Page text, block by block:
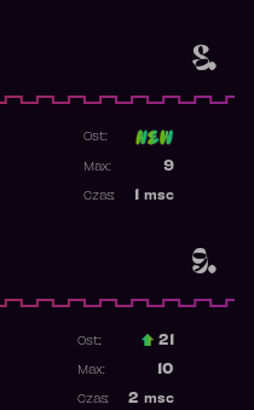
8.
9.
Ost:
9
Max:
msc
Czas:
Ost.: 21
10
Max:
2 msc
Czas: